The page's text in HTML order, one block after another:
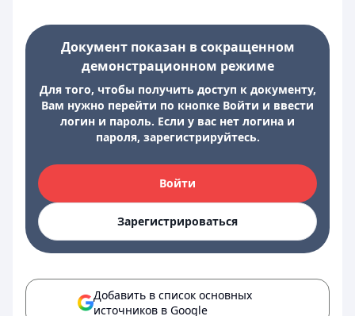
Документ показан в сокращенном
демонстрационном режиме
Для того, чтобы получить доступ к документу,
Вам нужно перейти по кнопке Войти и ввести
логин и пароль. Если у вас нет логина и
пароля, зарегистрируйтесь.
Войти
Зарегистрироваться
Добавить в список основных
источников в Google